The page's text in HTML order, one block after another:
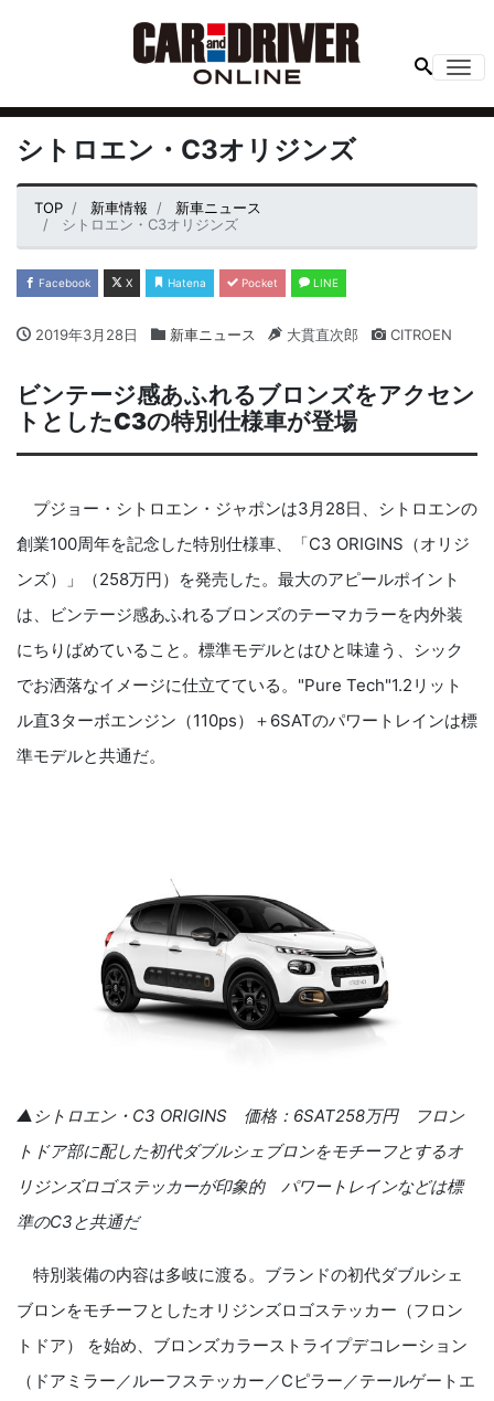
シトロエン・C3オリジンズ
TOP 新車情報
新車ニュース
シトロエン・C3オリジンズ
Facebook X Hatena Pocket LINE
2019年3月28日 新車ニュース 大貫直次郎 CITROEN
ビンテージ感あふれるブロンズをアクセン
トとしたC3の特別仕様車が登場
プジョー・シトロエン・ジャポンは3月 28日、シトロエンの
創業100周年を記念した特別仕様車、「C3 ORIGINS （オリジ
ンズ）」（258万円）を発売した。最大のアピールポイント
は、ビンテージ感あふれるブロンズのテーマカラーを内外装
にちりばめていること。標準モデルとはひと味違う、シック
でお洒落なイメージに仕立てている。 "Pure Tech"1.2 リット
ル直3ターボエンジン（110ps）＋ 6SATのパワートレインは標
準モデルと共通だ。
▲シトロエン・ C3 ORIGINS 価格： 6SAT258万円 フロン
トドア部に配した初代ダブルシェブロンをモチーフとするオ
リジンズロゴステッカーが印象的 パワートレインなどは標
準のC3と共通だ
特別装備の内容は多岐に渡る。ブランドの初代ダブルシェ
ブロンをモチーフとしたオリジンズロゴステッカー（フロン
トドア） を始め、ブロンズカラーストライプデコレーション
（ドアミラー／ルーフステッカー／Cピラー／テールゲートエ